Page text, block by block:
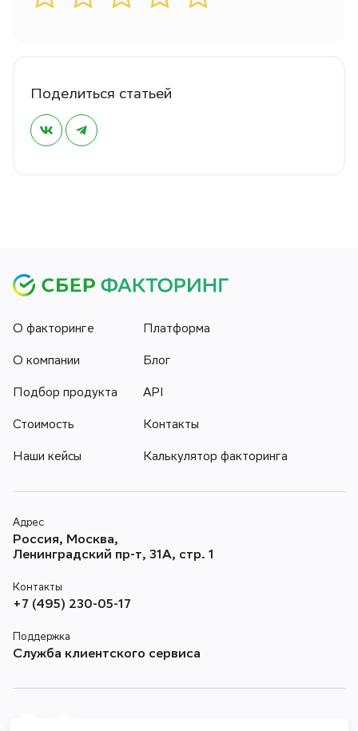
Поделиться статьей
О факторинге
О компании
Подбор продукта
Стоимость
Наши кейсы
Платформа
Блог
API
Контакты
Калькулятор факторинга
Адрес
Россия, Москва,
Ленинградский пр-т, 31А, стр. 1
Контакты
+7 (495) 230-05-17
Поддержка
Служба клиентского сервиса